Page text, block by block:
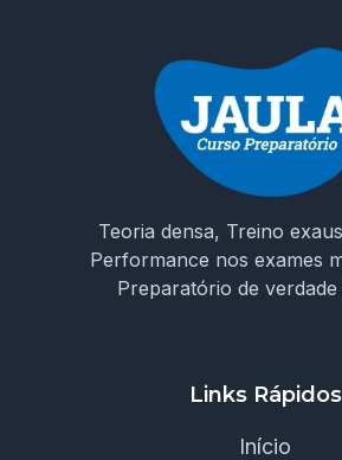
Teoria densa, Treino
Performance nos exames
Preparatório de verdade
Links Rápidos
Início